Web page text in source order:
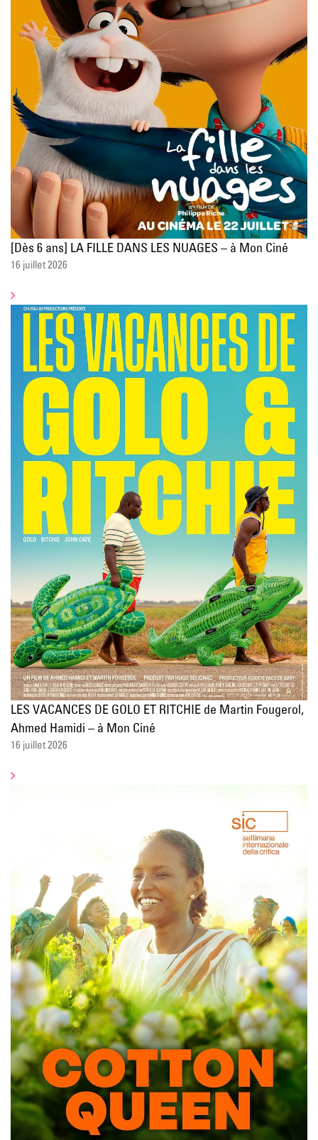
[Dès 6 ans] LA FILLE DANS LES NUAGES – à Mon Ciné
16 juillet 2026
LES VACANCES DE GOLO ET RITCHIE de Martin Fougerol,
Ahmed Hamidi – à Mon Ciné
16 juillet 2026